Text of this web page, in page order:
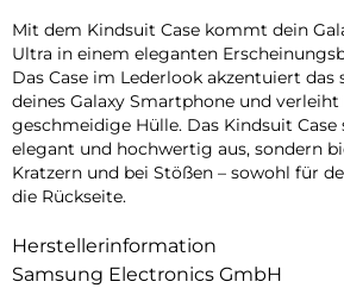
Mit dem Kindsuit Case kommt dein
Ultra in einem eleganten
Das Case im Lederlook akzentuiert das
deines Galaxy Smartphone und
geschmeidige Hülle. Das Kindsuit
elegant und hochwertig aus, sondern
Kratzern und bei Stößen – sowohl für
die Rückseite.
Herstellerinformation
Samsung Electronics GmbH